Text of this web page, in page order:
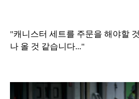
"캐니스터 세트를 주문을 해야할
나 올 것 같습니다..."